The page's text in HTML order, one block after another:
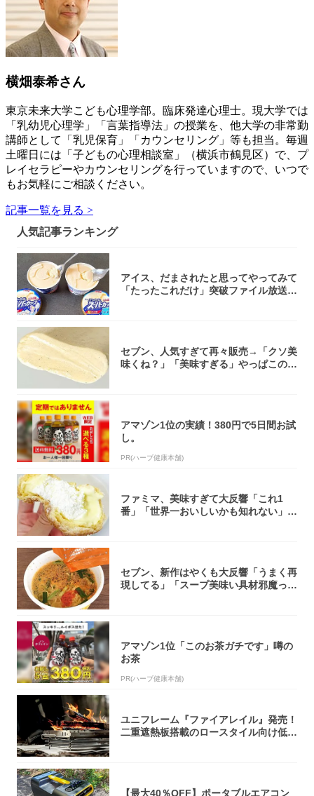
横畑泰希さん
東京未来大学こども心理学部。臨床発達心理士。現大学では
「乳幼児心理学」「言葉指導法」の授業を、他大学の非常勤
講師として「乳児保育」「カウンセリング」等も担当。毎週
土曜日には「子どもの心理相談室」（横浜市鶴見区）で、プ
レイセラピーやカウンセリングを行っていますので、いつで
もお気軽にご相談ください。
記事一覧を見る >
人気記事ランキング
アイス、だまされたと思ってやってみて
「たったこれだけ」突破ファイル放送で
セブン、人気すぎて再々販売→「クソ美
味くね？」「美味すぎる」やっぱこのク
アマゾン1位の実績！380円で5日間お試
し。
PR(ハーブ健康本舗)
ファミマ、美味すぎて大反響「これ1
番」「世界一おいしいかも知れない」
セブン、新作はやくも大反響「うまく再
現してる」「スープ美味い具材邪魔って
アマゾン1位「このお茶ガチです」噂の
お茶
PR(ハーブ健康本舗)
ユニフレーム『ファイアレイル』発売！
二重遮熱板搭載のロースタイル向け低型
【最大40％OFF】ポータブルエアコン